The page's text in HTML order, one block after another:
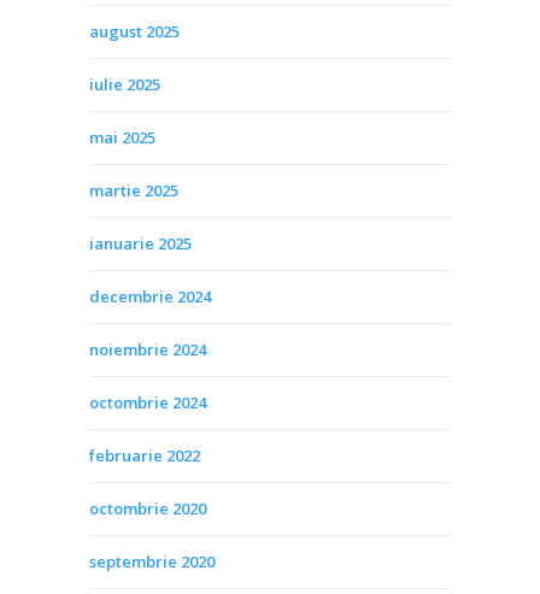
august 2025
iulie 2025
mai 2025
martie 2025
ianuarie 2025
decembrie 2024
noiembrie 2024
octombrie 2024
februarie 2022
octombrie 2020
septembrie 2020